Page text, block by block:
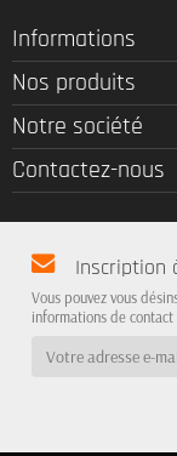
Informations
Nos produits
Notre société
Contactez-nous
Inscription
Vous pouvez vous
informations de